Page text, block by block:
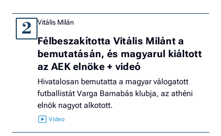
2 Vitális Milán
Félbeszakította Vitális Milánt a
bemutatásán, és magyarul kiáltott
az AEK elnöke + videó
Hivatalosan bemutatta a magyar válogatott
futballistát Varga Barnabás klubja, az athéni
elnök nagyot alkotott.